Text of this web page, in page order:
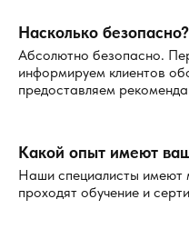
Насколько безопасно?
Абсолютно безопасно.
информируем клиентов
предоставляем
Какой опыт имеют
Наши специалисты имеют
проходят обучение и